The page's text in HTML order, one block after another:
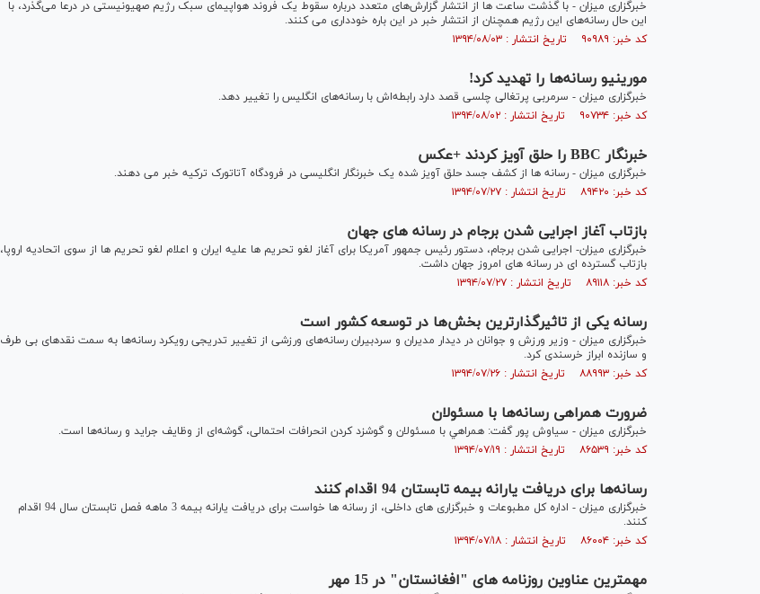
خبرگزاری میزان - با گذشت ساعت ها از انتشار گزارش‌های متعدد درباره سقوط یک فروند هواپیمای سبک رژیم صهیونیستی در درعا می‌گذرد، با
این حال رسانه‌های این رژیم همچنان از انتشار خبر در این باره خودداری می کنند.
کد خبر: ۹۰۹۸۹ تاریخ انتشار : ۱۳۹۴/۰۸/۰۳
مورینیو رسانه‌ها را تهدید کرد!
خبرگزاری میزان - سرمربی پرتغالی چلسی قصد دارد رابطه‌اش با رسانه‌های انگلیس را تغییر دهد.
کد خبر: ۹۰۷۳۴ تاریخ انتشار : ۱۳۹۴/۰۸/۰۲
خبرنگار BBC را حلق آویز کردند +عکس
خبرگزاری میزان - رسانه ها از کشف جسد حلق آویز شده یک خبرنگار انگلیسی در فرودگاه آتاتورک ترکیه خبر می دهند.
کد خبر: ۸۹۴۲۰ تاریخ انتشار : ۱۳۹۴/۰۷/۲۷
بازتاب آغاز اجرایی شدن برجام در رسانه های جهان
خبرگزاری میزان- اجرایی شدن برجام، دستور رئیس جمهور آمریکا برای آغاز لغو تحریم ها علیه ایران و اعلام لغو تحریم ها از سوی اتحادیه اروپا،
بازتاب گسترده ای در رسانه های امروز جهان داشت.
کد خبر: ۸۹۱۱۸ تاریخ انتشار : ۱۳۹۴/۰۷/۲۷
رسانه یکی از تاثیرگذارترین بخش‌ها در توسعه کشور است
خبرگزاری میزان - وزیر ورزش و جوانان در دیدار مدیران و سردبیران رسانه‌های ورزشی از تغییر تدریجی رویکرد رسانه‌ها به سمت نقدهای بی طرف
و سازنده ابراز خرسندی کرد.
کد خبر: ۸۸۹۹۳ تاریخ انتشار : ۱۳۹۴/۰۷/۲۶
ضرورت همراهی رسانه‌ها با مسئولان
خبرگزاری میزان - سیاوش پور گفت: همراهي با مسئولان و گوشزد كردن انحرافات احتمالی، گوشه‌ای از وظايف جرايد و رسانه‌ها است.
کد خبر: ۸۶۵۳۹ تاریخ انتشار : ۱۳۹۴/۰۷/۱۹
رسانه‌ها برای دریافت یارانه بیمه تابستان 94 اقدام کنند
خبرگزاری میزان - اداره کل مطبوعات و خبرگزاری های داخلی، از رسانه ها خواست برای دریافت یارانه بیمه 3 ماهه فصل تابستان سال 94 اقدام
کنند.
کد خبر: ۸۶۰۰۴ تاریخ انتشار : ۱۳۹۴/۰۷/۱۸
مهمترین عناوین روزنامه های "افغانستان" در 15 مهر